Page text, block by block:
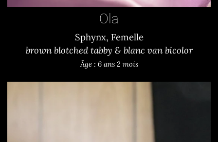
Ola
Sphynx, Femelle
brown blotched tabby & blanc van bicolor
Âge : 6 ans 2 mois